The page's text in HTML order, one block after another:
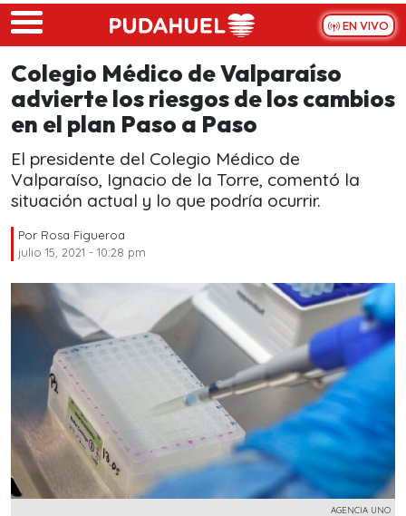
Skip to main content
EN VIVO
Colegio Médico de Valparaíso
advierte los riesgos de los cambios
en el plan Paso a Paso
El presidente del Colegio Médico de
Valparaíso, Ignacio de la Torre, comentó la
situación actual y lo que podría ocurrir.
Por Rosa Figueroa
julio 15, 2021 - 10:28 pm
AGENCIA UNO